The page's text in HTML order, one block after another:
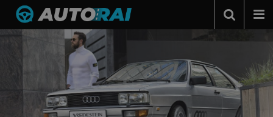
Autonieuws
Autotests
Automerken